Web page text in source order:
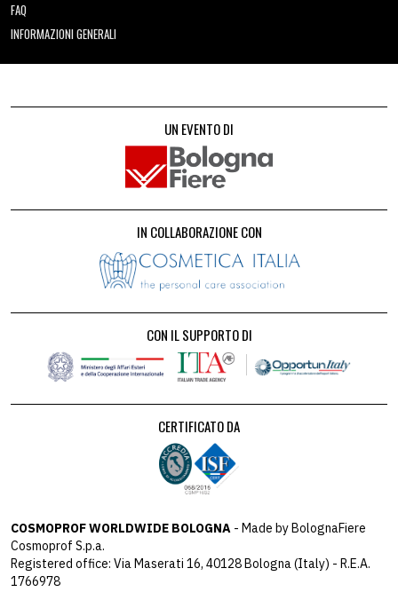
FAQ
INFORMAZIONI GENERALI
UN EVENTO DI
IN COLLABORAZIONE CON
CON IL SUPPORTO DI
CERTIFICATO DA
COSMOPROF WORLDWIDE BOLOGNA - Made by BolognaFiere
Cosmoprof S.p.a.
Registered office: Via Maserati 16, 40128 Bologna (Italy) - R.E.A.
1766978